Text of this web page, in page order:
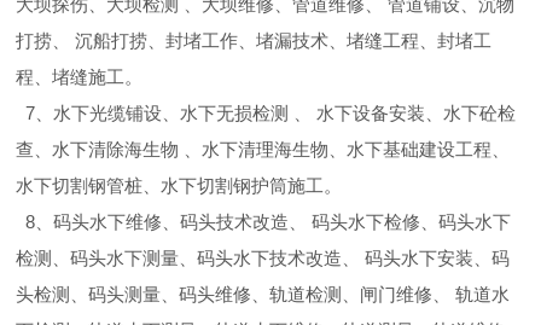
大坝探伤、大坝检测 、大坝维修、管道维修、 管道铺设、沉物
打捞、 沉船打捞、封堵工作、堵漏技术、堵缝工程、封堵工
程、堵缝施工。
7、水下光缆铺设、水下无损检测 、 水下设备安装、水下砼检
查、水下清除海生物 、水下清理海生物、水下基础建设工程、
水下切割钢管桩、水下切割钢护筒施工。
8、码头水下维修、码头技术改造、 码头水下检修、码头水下
检测、码头水下测量、码头水下技术改造、 码头水下安装、码
头检测、码头测量、码头维修、轨道检测、闸门维修、 轨道水